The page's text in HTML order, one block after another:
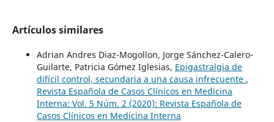
Artículos similares
Adrian Andres Diaz-Mogollon, Jorge Sánchez-Calero-
Guilarte, Patricia Gómez Iglesias, Epigastralgia de
difícil control, secundaria a una causa infrecuente ,
Revista Española de Casos Clínicos en Medicina
Interna: Vol. 5 Núm. 2 (2020): Revista Española de
Casos Clínicos en Medicina Interna